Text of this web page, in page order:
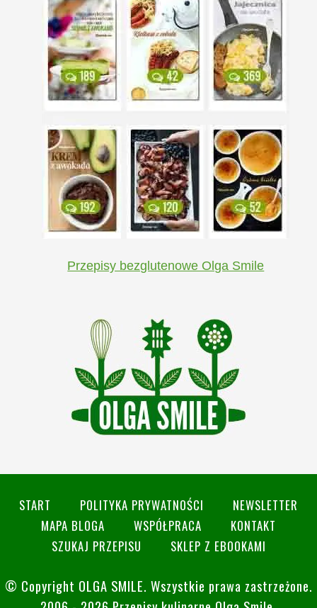
Przepisy bezglutenowe Olga Smile
START POLITYKA PRYWATNOŚCI
NEWSLETTER
MAPA BLOGA
WSPÓŁPRACA
KONTAKT
SZUKAJ PRZEPISU
SKLEP Z EBOOKAMI
© Copyright OLGA SMILE. Wszystkie prawa zastrzeżone.